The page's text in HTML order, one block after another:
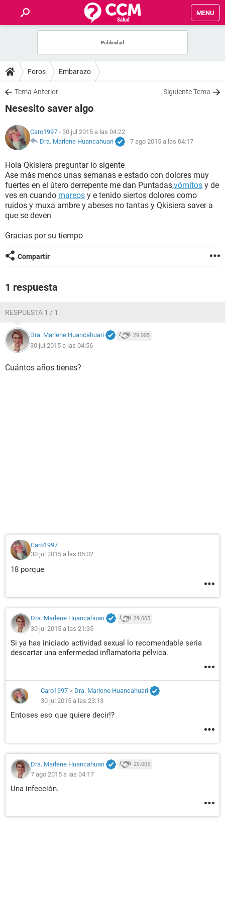
MENU
FOROS
SALUD
NUTRICIÓN
BIENESTAR
SEXUALIDAD
GLOSARIO
Foros Embarazo
Tema Anterior Siguiente Tema
Nesesito saver algo
Caro1997 - 30 jul 2015 a las 04:22
Dra. Marlene Huancahuari
- 7 ago 2015 a las 04:17
Hola Qkisiera preguntar lo sigente
Ase más menos unas semanas e estado con dolores muy
fuertes en el útero derrepente me dan Puntadas,vómitos y de
ves en cuando mareos y e tenido siertos dolores como
ruidos y muxa ambre y abeses no tantas y Qkisiera saver a
que se deven
Gracias por su tiempo
Compartir
1 respuesta
RESPUESTA 1 / 1
Dra. Marlene Huancahuari 29.005
30 jul 2015 a las 04:56
Cuántos años tienes?
Caro1997
30 jul 2015 a las 05:02
18 porque
Dra. Marlene Huancahuari 29.005
30 jul 2015 a las 21:35
Si ya has iniciado actividad sexual lo recomendable seria
descartar una enfermedad inflamatoria pélvica.
Caro1997 > Dra. Marlene Huancahuari
30 jul 2015 a las 23:13
Entoses eso que quiere decir!?
Dra. Marlene Huancahuari 29.005
7 ago 2015 a las 04:17
Una infección.